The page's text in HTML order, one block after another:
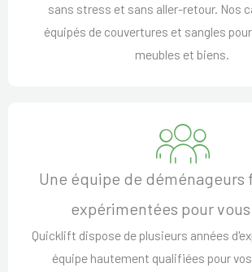
sans stress et sans aller-retour. Nos
équipés de couvertures et sangles
meubles et biens.
Une équipe de déménageurs
expérimentées pour
Quicklift dispose de plusieurs années
équipe hautement qualifiées pour